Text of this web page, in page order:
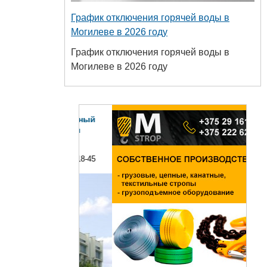
График отключения горячей воды в
Могилеве в 2026 году
График отключения горячей воды в
Могилеве в 2026 году